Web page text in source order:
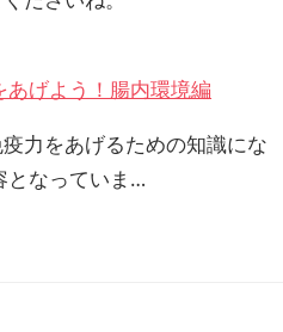
げよう！腸内環境編
力をあげるための知識にな
となっていま…